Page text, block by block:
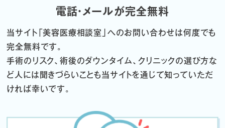
電話・メールが完全無料
当サイト「美容医療相談室」へのお問い合わせは何度でも
完全無料です。
手術のリスク、術後のダウンタイム、クリニックの選び方な
ど 人には聞きづらいことも当サイトを通じて知っていただ
ければ幸いです。